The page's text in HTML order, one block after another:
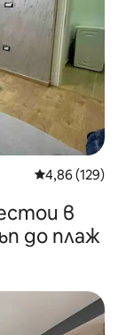
Средна
4,86 (129)
в
до плаж